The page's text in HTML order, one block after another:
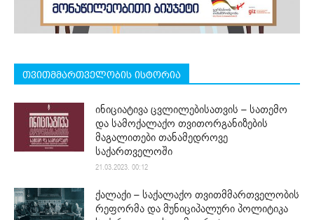
თვითმმართველობის ისტორია
ინიციატივა ცვლილებისათვის – სათემო
და სამოქალაქო თვითორგანიზების
მაგალითები თანამედროვე
საქართველოში
21.03.2023. 00:12
ქალაქი – საქალაქო თვითმმართველობის
რეფორმა და მუნიციპალური პოლიტიკა